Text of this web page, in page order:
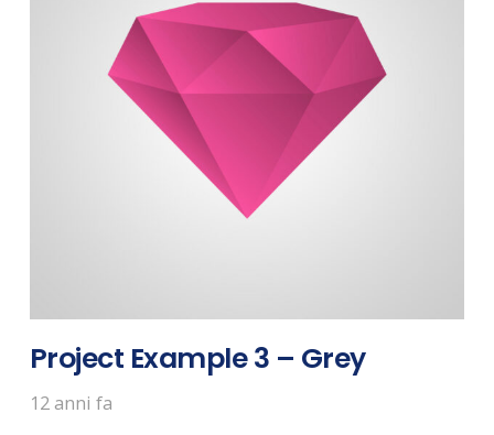
Project Example 3 – Grey
12 anni fa